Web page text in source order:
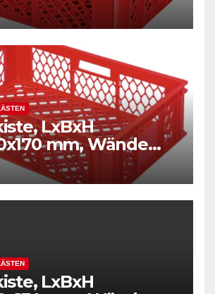
LxBxH
mm, Wände
durchbrochen,
1,50 kg, rot
LxBxH